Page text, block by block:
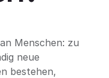
Menschen: zu
neue
bestehen,